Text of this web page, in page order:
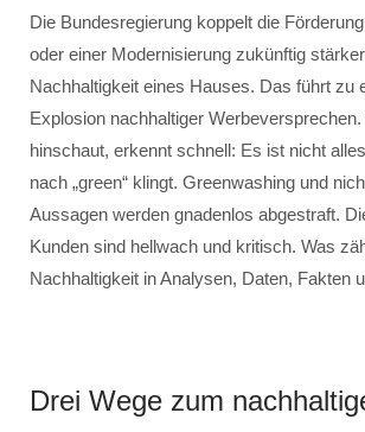
Die Bundesregierung koppelt die
oder einer Modernisierung zukünftig
Nachhaltigkeit eines Hauses. Das führt zu
Explosion nachhaltiger
hinschaut, erkennt schnell: Es ist nicht
nach „green“ klingt. Greenwashing und
Aussagen werden gnadenlos abgestraft.
Kunden sind hellwach und kritisch. Was
Nachhaltigkeit in Analysen, Daten, Fakten
Drei Wege zum